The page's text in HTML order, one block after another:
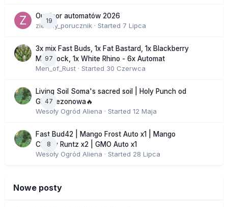
19
Outdoor automatów 2026
zielony_porucznik · Started 7 Lipca
97
3x mix Fast Buds, 1x Fat Bastard, 1x Blackberry
Moonrock, 1x White Rhino - 6x Automat
Men_of_Rust · Started 30 Czerwca
47
Living Soil Soma's sacred soil | Holy Punch od
GHS sezonowa🔥
Wesoły Ogród Aliena · Started 12 Maja
8
Fast Bud42 | Mango Frost Auto x1 | Mango
Cherry Runtz x2 | GMO Auto x1
Wesoły Ogród Aliena · Started 28 Lipca
Nowe posty